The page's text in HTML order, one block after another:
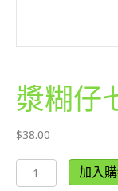
漿糊仔
$38.00
漿
糊
加入